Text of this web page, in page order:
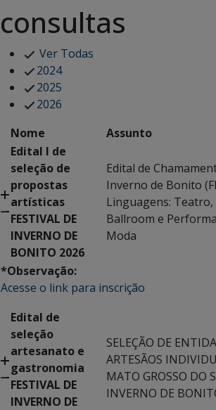
consultas
Ver Todas
2024
2025
2026
Nome
Assunto
Edital I de
seleção de
propostas
artísticas
FESTIVAL DE
INVERNO DE
BONITO 2026
Edital de
Inverno de Bonito
Linguagens: Teatro,
Ballroom e
Moda
*Observação:
Acesse o link para inscrição
Edital de
seleção
artesanato e
gastronomia
FESTIVAL DE
INVERNO DE
SELEÇÃO DE
ARTESÃOS
MATO GROSSO DO
INVERNO DE